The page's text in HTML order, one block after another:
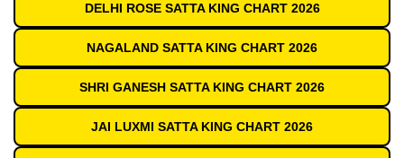
DELHI ROSE SATTA KING CHART 2026
NAGALAND SATTA KING CHART 2026
SHRI GANESH SATTA KING CHART 2026
JAI LUXMI SATTA KING CHART 2026